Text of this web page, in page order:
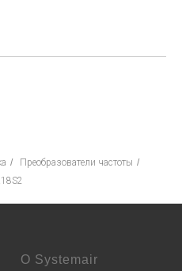
/ Преобразователи частоты /
О Systemair